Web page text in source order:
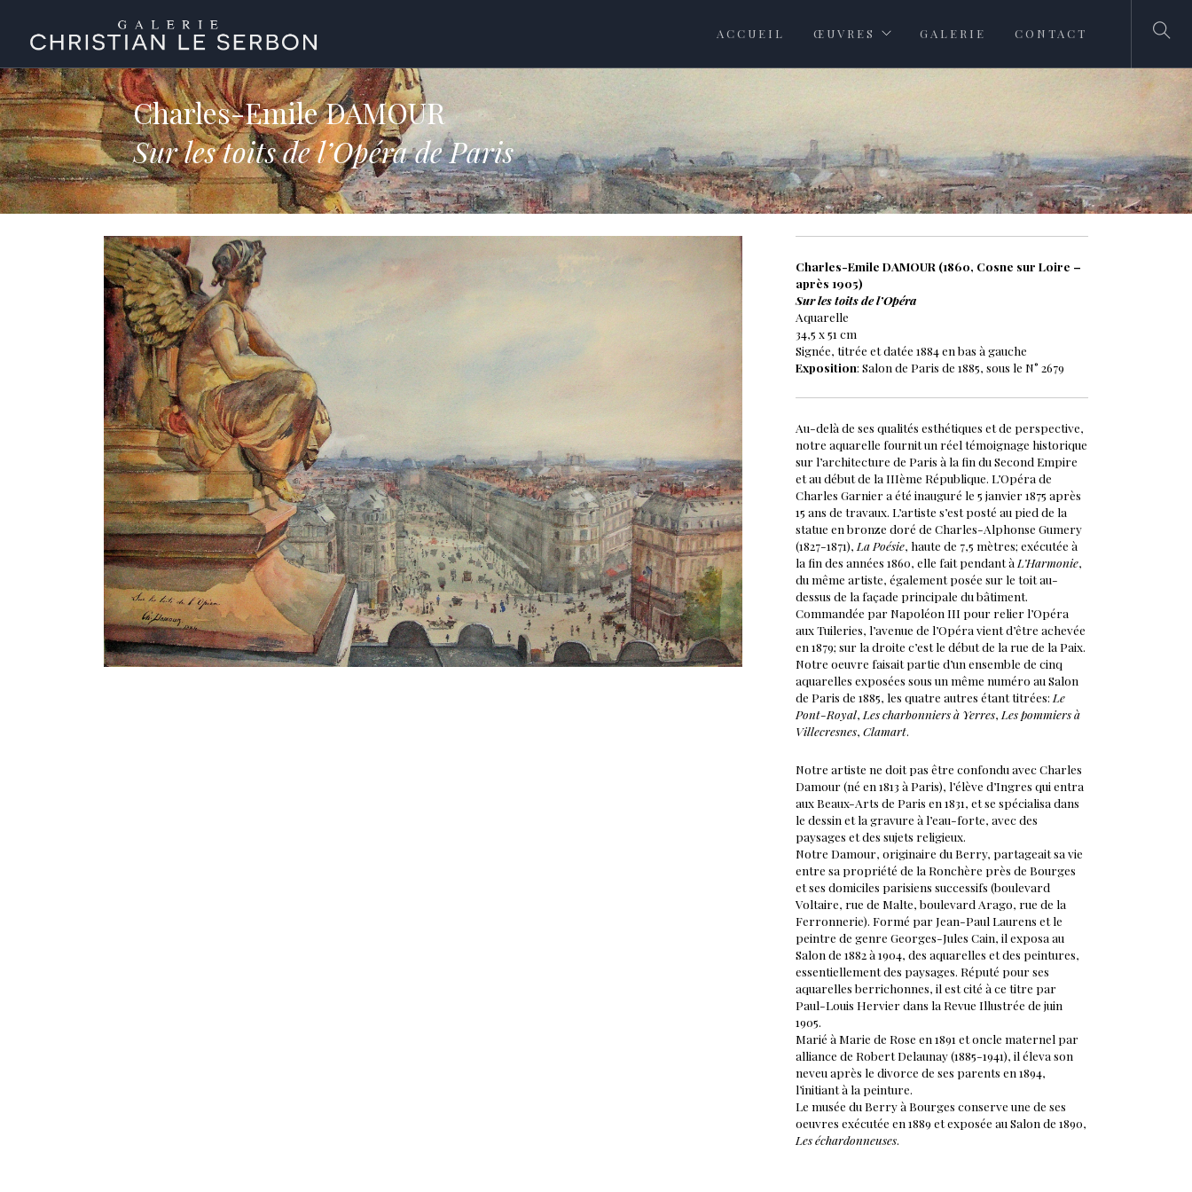
ACCUEIL ŒUVRES GALERIE CONTACT
Charles-Emile DAMOUR
Sur les toits de l’Opéra de Paris
Charles-Emile DAMOUR (1860, Cosne sur Loire –
après 1905)
Sur les toits de l’Opéra
Aquarelle
34,5 x 51 cm
Signée, titrée et datée 1884 en bas à gauche
Exposition: Salon de Paris de 1885, sous le N° 2679
Au-delà de ses qualités esthétiques et de perspective,
notre aquarelle fournit un réel témoignage historique
sur l’architecture de Paris à la fin du Second Empire
et au début de la IIIème République. L’Opéra de
Charles Garnier a été inauguré le 5 janvier 1875 après
15 ans de travaux. L’artiste s’est posté au pied de la
statue en bronze doré de Charles-Alphonse Gumery
(1827-1871), La Poésie, haute de 7,5 mètres; exécutée à
la fin des années 1860, elle fait pendant à L’Harmonie,
du même artiste, également posée sur le toit au-
dessus de la façade principale du bâtiment.
Commandée par Napoléon III pour relier l’Opéra
aux Tuileries, l’avenue de l’Opéra vient d’être achevée
en 1879; sur la droite c’est le début de la rue de la Paix.
Notre oeuvre faisait partie d’un ensemble de cinq
aquarelles exposées sous un même numéro au Salon
de Paris de 1885, les quatre autres étant titrées: Le
Pont-Royal, Les charbonniers à Yerres, Les pommiers à
Villecresnes, Clamart.
Notre artiste ne doit pas être confondu avec Charles
Damour (né en 1813 à Paris), l’élève d’Ingres qui entra
aux Beaux-Arts de Paris en 1831, et se spécialisa dans
le dessin et la gravure à l’eau-forte, avec des
paysages et des sujets religieux.
Notre Damour, originaire du Berry, partageait sa vie
entre sa propriété de la Ronchère près de Bourges
et ses domiciles parisiens successifs (boulevard
Voltaire, rue de Malte, boulevard Arago, rue de la
Ferronnerie). Formé par Jean-Paul Laurens et le
peintre de genre Georges-Jules Cain, il exposa au
Salon de 1882 à 1904, des aquarelles et des peintures,
essentiellement des paysages. Réputé pour ses
aquarelles berrichonnes, il est cité à ce titre par
Paul-Louis Hervier dans la Revue Illustrée de juin
1905.
Marié à Marie de Rose en 1891 et oncle maternel par
alliance de Robert Delaunay (1885-1941), il éleva son
neveu après le divorce de ses parents en 1894,
l’initiant à la peinture.
Le musée du Berry à Bourges conserve une de ses
oeuvres exécutée en 1889 et exposée au Salon de 1890,
Les échardonneuses.